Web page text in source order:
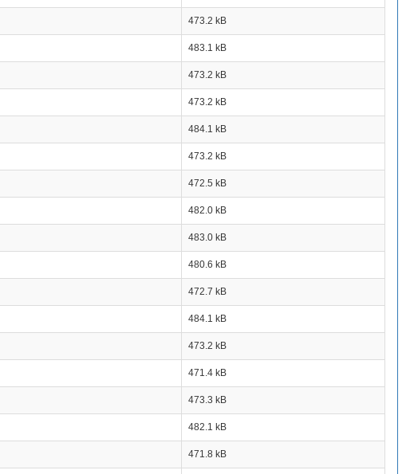
473.2 kB
483.1 kB
473.2 kB
473.2 kB
484.1 kB
473.2 kB
472.5 kB
482.0 kB
483.0 kB
480.6 kB
472.7 kB
484.1 kB
473.2 kB
471.4 kB
473.3 kB
482.1 kB
471.8 kB